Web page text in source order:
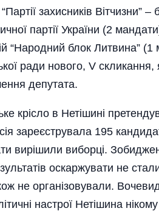
захисників Вітчизни”
партії України (2
“Народний блок Литвина”
ради нового, V
депутата.
крісло в Нетішині
зареєструвала 195
вирішили виборці.
оскаржувати не
не органі­зовували.
настрої Нетішина